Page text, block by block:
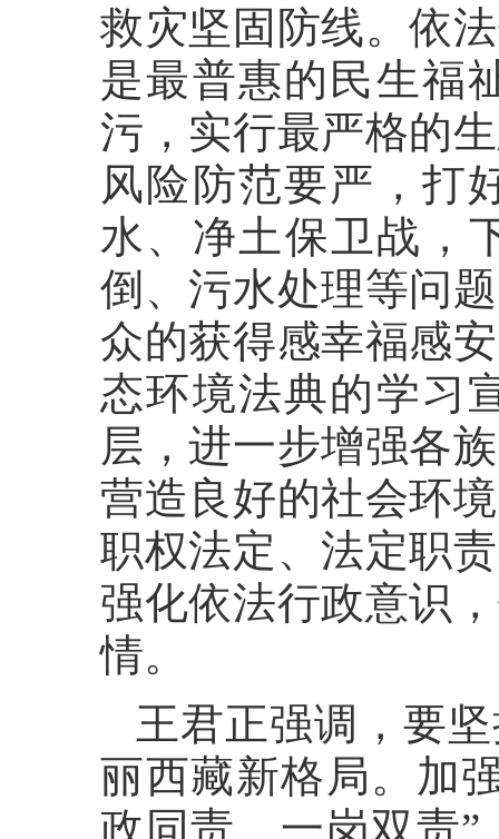
救灾坚固防线。依
是最普惠的民生福
污，实行最严格的
风险防范要严，打
水、净土保卫战，
倒、污水处理等问
众的获得感幸福感
态环境法典的学习
层，进一步增强各
营造良好的社会环
职权法定、法定职
强化依法行政意识
情。
王君正强调，要
丽西藏新格局。加
政同责、一岗双责